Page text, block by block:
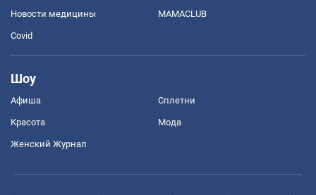
Новости медицины MAMACLUB
Covid
Шоу
Афиша Сплетни
Красота Мода
Женский Журнал